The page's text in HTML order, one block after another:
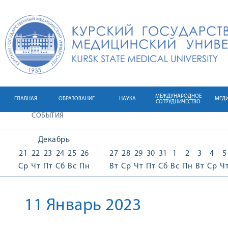
ГЛАВНАЯ ОБРАЗОВАНИЕ НАУКА
МЕЖДУНАРОДНОЕ
СОТРУДНИЧЕСТВО
СОБЫТИЯ
Декабрь
21
Ср
22
Чт
23
Пт
24
Сб
25
Вс
26
Пн
27
Вт
28
Ср
29
Чт
30
Пт
31
Сб
1
Вс
2
Пн
3
Вт
4
Ср
5
11 Январь 2023